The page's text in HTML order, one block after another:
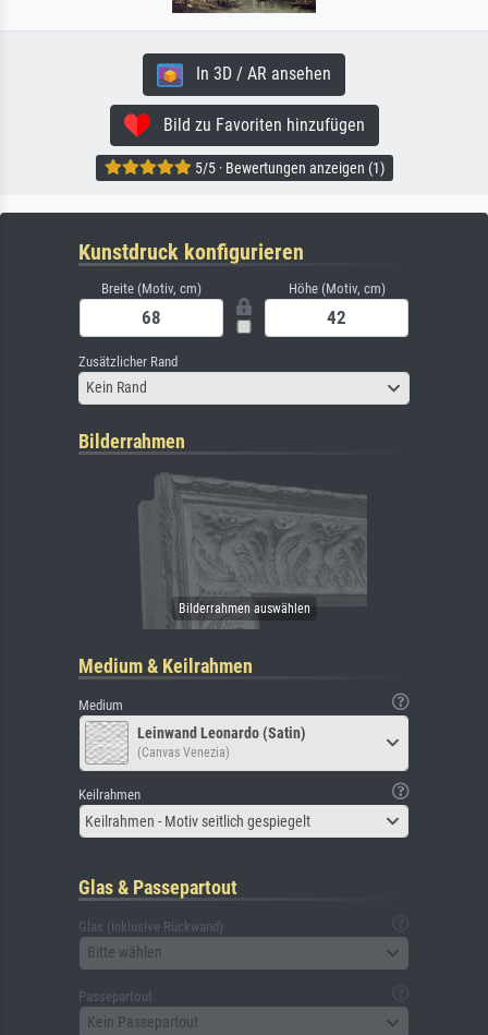
In 3D / AR ansehen
Bild zu Favoriten hinzufügen
5/5 · Bewertungen anzeigen (1)
Kunstdruck konfigurieren
Breite (Motiv, cm) Höhe (Motiv, cm)
Zusätzlicher Rand
Kein Rand
Bilderrahmen
Medium & Keilrahmen
Medium
Leinwand Leonardo (Satin)
(Canvas Venezia)
Keilrahmen
Keilrahmen - Motiv seitlich gespiegelt
Glas & Passepartout
Glas (inklusive Rückwand)
Bitte wählen
Passepartout
Kein Passepartout